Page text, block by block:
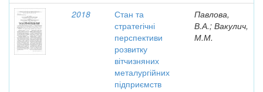
2018
Стан та
стратегічні
перспективи
розвитку
вітчизняних
металургійних
підприємств
Павлова,
В.А.; Вакулич,
М.М.